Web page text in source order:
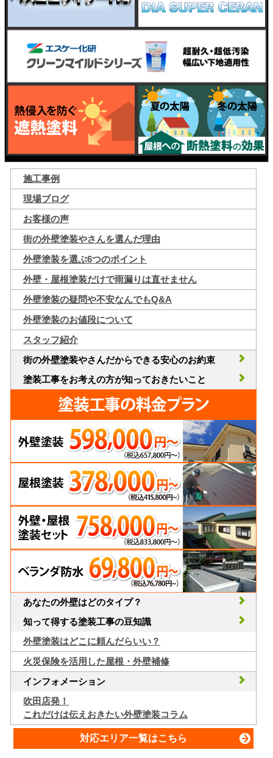
施工事例
現場ブログ
お客様の声
街の外壁塗装やさんを選んだ理由
外壁塗装を選ぶ6つのポイント
外壁・屋根塗装だけで雨漏りは直せません
外壁塗装の疑問や不安なんでもQ&A
外壁塗装のお値段について
スタッフ紹介
街の外壁塗装やさんだからできる安心のお約束
塗装工事をお考えの方が知っておきたいこと
あなたの外壁はどのタイプ？
知って得する塗装工事の豆知識
外壁塗装はどこに頼んだらいい？
火災保険を活用した屋根・外壁補修
インフォメーション
吹田店発！
これだけは伝えおきたい外壁塗装コラム
対応エリア一覧はこちら